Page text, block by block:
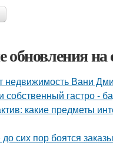
обновления на
недвижимость Вани
собственный гастро -
какие предметы
сих пор боятся